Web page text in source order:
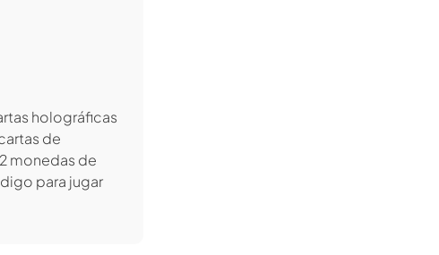
holográficas
de
monedas de
para jugar